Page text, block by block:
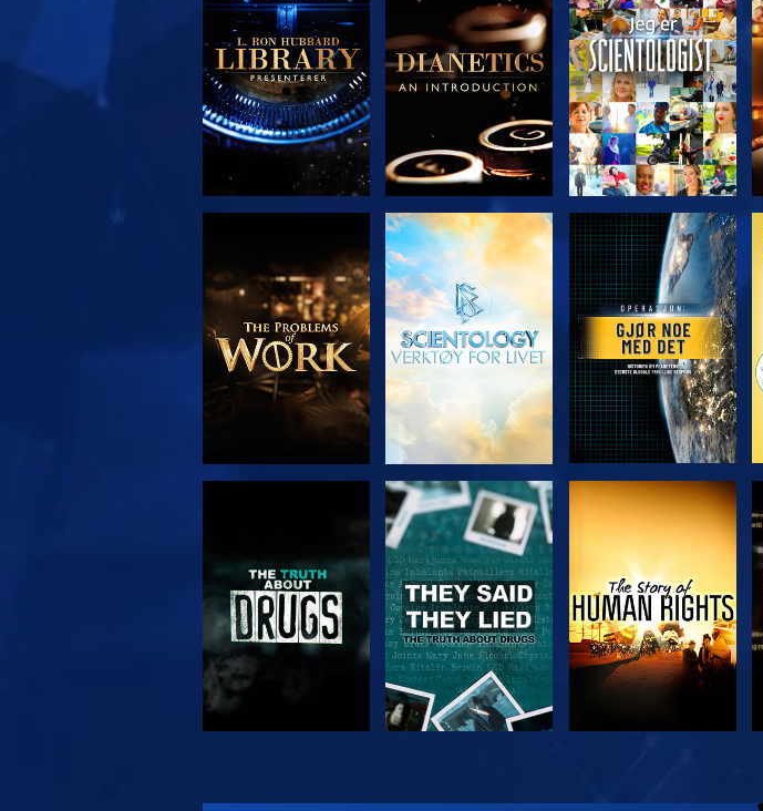
UTFORSK SERIEN UTFORSK SERIEN UTFORSK SERIEN
UTFORSK SERIEN SE UTFORSK SERIEN
SE